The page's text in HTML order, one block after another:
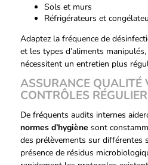
Sols et murs
Réfrigérateurs et
Adaptez la fréquence de
et les types d’aliments
nécessitent un entretien plus
ASSURANCE QUALITÉ
CONTRÔLES
De fréquents audits internes
normes d’hygiène sont
des prélèvements sur différentes
présence de résidus